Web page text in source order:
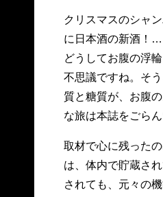
クリスマスのシャ
に日本酒の新酒！
どうしてお腹の浮
不思議ですね。そ
質と糖質が、お腹
な旅は本誌をごら
取材で心に残った
は、体内で貯蔵さ
されても、元々の